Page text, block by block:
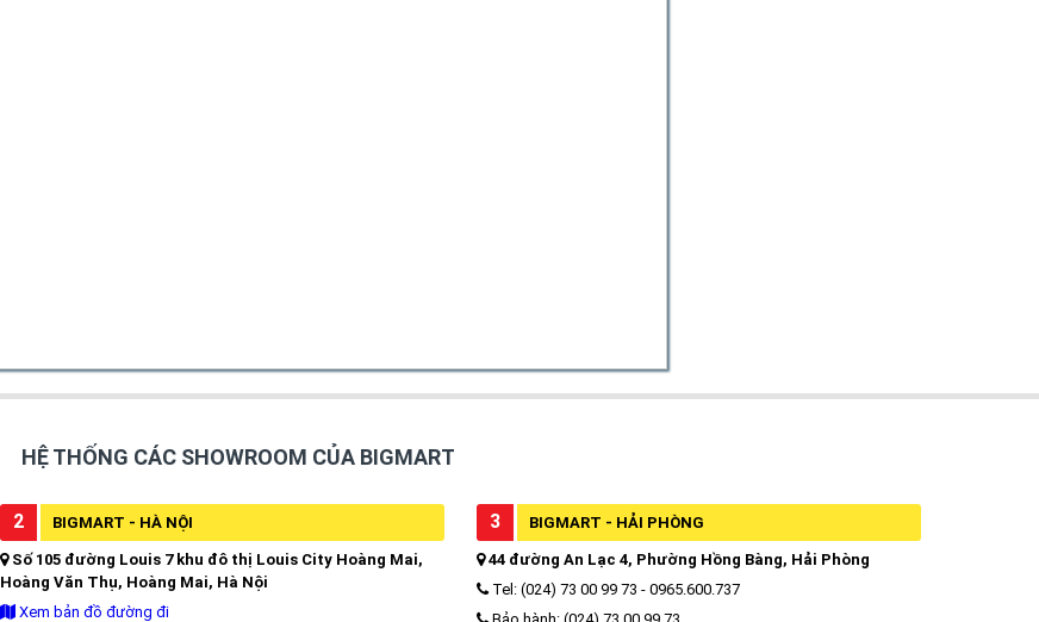
HỆ THỐNG CÁC SHOWROOM CỦA BIGMART
2 BIGMART - HÀ NỘI
Số 105 đường Louis 7 khu đô thị Louis City Hoàng Mai,
Hoàng Văn Thụ, Hoàng Mai, Hà Nội
Xem bản đồ đường đi
3 BIGMART - HẢI PHÒNG
44 đường An Lạc 4, Phường Hồng Bàng, Hải Phòng
Tel: (024) 73 00 99 73 - 0965.600.737